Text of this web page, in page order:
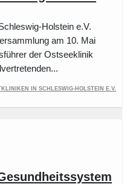
Holstein e.V.
am 10. Mai
der Ostseeklinik
in Schleswig-Holstein e.V.